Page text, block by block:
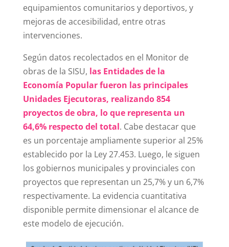
equipamientos comunitarios y deportivos, y
mejoras de accesibilidad, entre otras
intervenciones.
Según datos recolectados en el Monitor de
obras de la SISU, las Entidades de la
Economía Popular fueron las principales
Unidades Ejecutoras, realizando 854
proyectos de obra, lo que representa un
64,6% respecto del total. Cabe destacar que
es un porcentaje ampliamente superior al 25%
establecido por la Ley 27.453. Luego, le siguen
los gobiernos municipales y provinciales con
proyectos que representan un 25,7% y un 6,7%
respectivamente. La evidencia cuantitativa
disponible permite dimensionar el alcance de
este modelo de ejecución.